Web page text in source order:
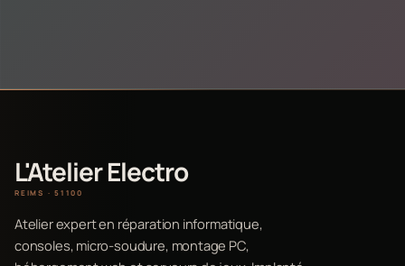
L'Atelier Electro
REIMS · 51100
Atelier expert en réparation informatique,
consoles, micro-soudure, montage PC,